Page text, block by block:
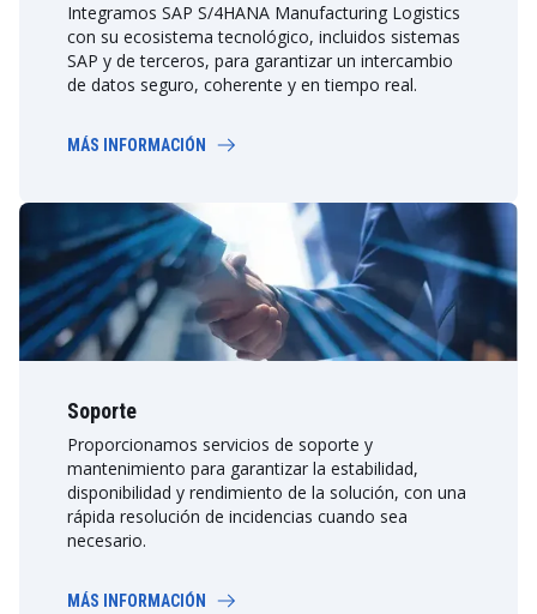
Integramos SAP S/4HANA Manufacturing Logistics
con su ecosistema tecnológico, incluidos sistemas
SAP y de terceros, para garantizar un intercambio
de datos seguro, coherente y en tiempo real.
MÁS INFORMACIÓN
Soporte
Proporcionamos servicios de soporte y
mantenimiento para garantizar la estabilidad,
disponibilidad y rendimiento de la solución, con una
rápida resolución de incidencias cuando sea
necesario.
MÁS INFORMACIÓN